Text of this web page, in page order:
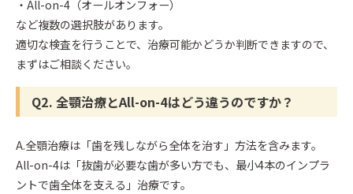
・All-on-4（オールオンフォー）
など複数の選択肢があります。
適切な検査を行うことで、治療可能かどうか判断できますので、
まずはご相談ください。
Q2. 全顎治療とAll-on-4はどう違うのですか？
A.全顎治療は「歯を残しながら全体を治す」方法を含みます。
All-on-4は「抜歯が必要な歯が多い方でも、最小4本のインプラ
ントで歯全体を支える」治療です。